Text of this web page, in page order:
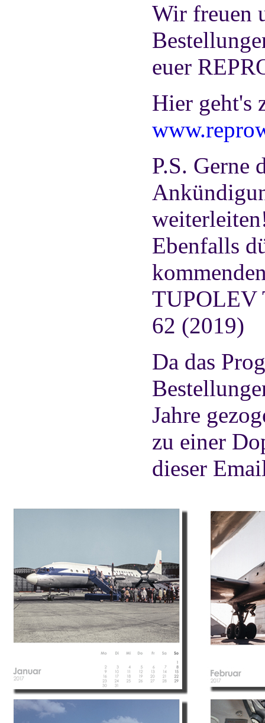
Wir freuen
euer
Hier geht's
P.S. Gerne
Ebenfalls
TUPOLEV
62 (2019)
Da das
Jahre
zu einer
dieser